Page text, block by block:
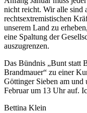
nicht reicht. Wir alle sind
rechtsextremistischen
unserem Land zu
eine Spaltung der
auszugrenzen.
Das Bündnis „Bunt statt
Brandmauer“ zu einer
Göttinger Sieben am und
Februar um 13 Uhr auf.
Bettina Klein